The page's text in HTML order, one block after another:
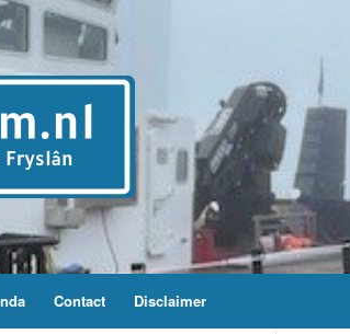
Contact Disclaimer